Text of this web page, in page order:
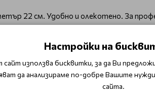
22 см. Удобно и олекотено. За
принадлежности и аксесоари
Настройки на
използва бисквитки, за да Ви
да анализираме по-добре Вашите
сайта.